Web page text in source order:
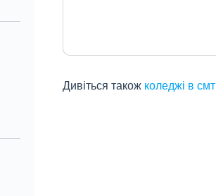
Дивіться також коледжі в